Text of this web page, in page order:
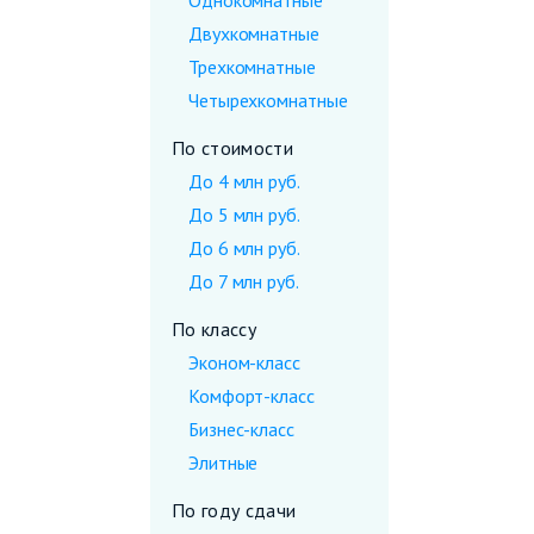
Двухкомнатные
Трехкомнатные
Четырехкомнатные
По стоимости
До 4 млн руб.
До 5 млн руб.
До 6 млн руб.
До 7 млн руб.
По классу
Эконом-класс
Комфорт-класс
Бизнес-класс
Элитные
По году сдачи